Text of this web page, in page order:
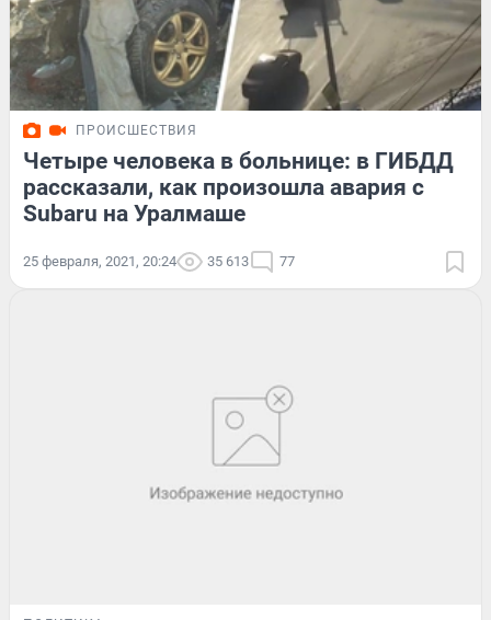
ПРОИСШЕСТВИЯ
Четыре человека в больнице: в ГИБДД
рассказали, как произошла авария с
Subaru на Уралмаше
25 февраля, 2021, 20:24 35 613 77